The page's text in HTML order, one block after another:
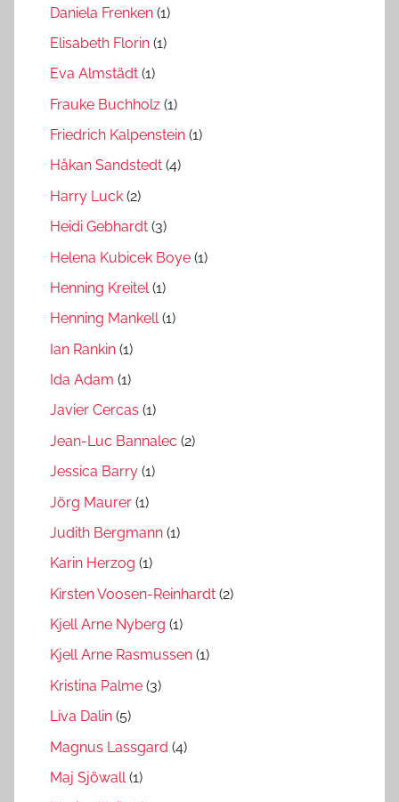
Daniela Frenken (1)
Elisabeth Florin (1)
Eva Almstädt (1)
Frauke Buchholz (1)
Friedrich Kalpenstein (1)
Håkan Sandstedt (4)
Harry Luck (2)
Heidi Gebhardt (3)
Helena Kubicek Boye (1)
Henning Kreitel(1)
Henning Mankell(1)
Ian Rankin (1)
Ida Adam (1)
Javier Cercas (1)
Jean-Luc Bannalec (2)
Jessica Barry (1)
Jörg Maurer (1)
Judith Bergmann (1)
Karin Herzog (1)
Kirsten Voosen-Reinhardt (2)
Kjell Arne Nyberg (1)
Kjell Arne Rasmussen (1)
Kristina Palme (3)
Liva Dalin (5)
Magnus Lassgard (4)
Maj Sjöwall(1)